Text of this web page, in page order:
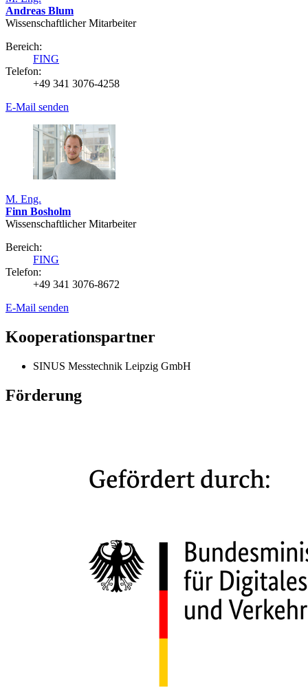
Andreas Blum
Wissenschaftlicher Mitarbeiter
Bereich:
FING
Telefon:
+49 341 3076-4258
E-Mail senden
M. Eng.
Finn Bosholm
Wissenschaftlicher Mitarbeiter
Bereich:
FING
Telefon:
+49 341 3076-8672
E-Mail senden
Kooperationspartner
SINUS Messtechnik Leipzig GmbH
Förderung